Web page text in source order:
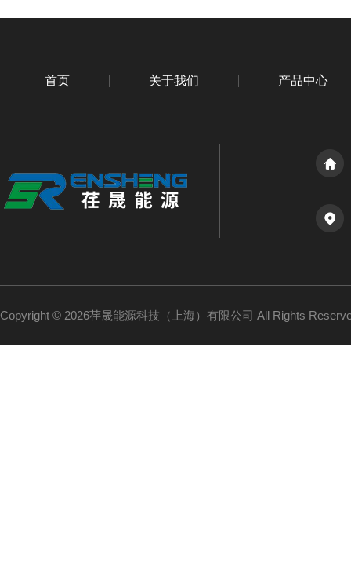
首页 关于我们 产品中心
Copyright © 2026荏晟能源科技（上海）有限公司 All Rights